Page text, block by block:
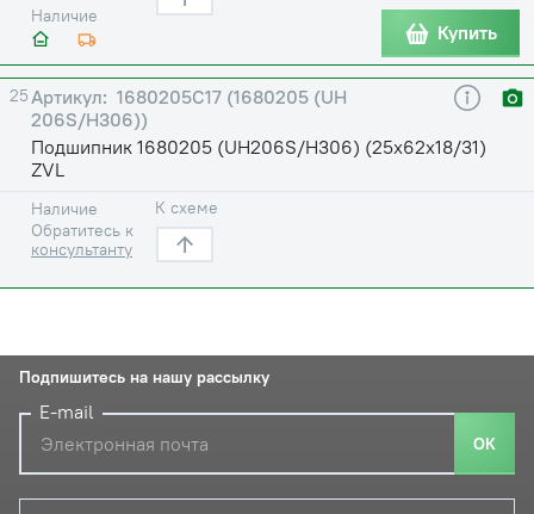
Наличие
Купить
25
1680205С17 (1680205 (UH
206S/H306))
Подшипник 1680205 (UH206S/H306) (25х62х18/31)
ZVL
Наличие
Обратитесь к
консультанту
К схеме
Подпишитесь на нашу рассылку
E-mail
ОК